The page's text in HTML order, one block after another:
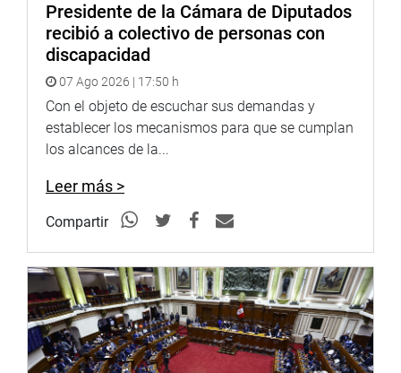
Presidente de la Cámara de Diputados
recibió a colectivo de personas con
discapacidad
07 Ago 2026 | 17:50 h
Con el objeto de escuchar sus demandas y
establecer los mecanismos para que se cumplan
los alcances de la...
Leer más >
Compartir